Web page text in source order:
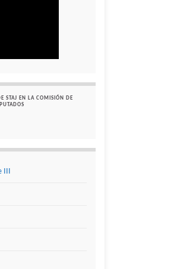
STAJ EN LA COMISIÓN DE